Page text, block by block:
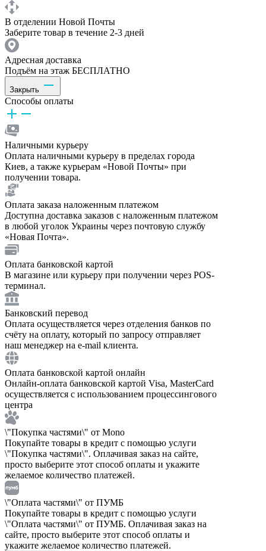
В отделении Новой Почты
Заберите товар в течение 2-3 дней
Адресная доставка
Подъём на этаж БЕСПЛАТНО
Закрыть
Способы оплаты
Наличными курьеру
Оплата наличными курьеру в пределах города
Киев, а также курьерам «Новой Почты» при
получении товара.
Оплата заказа наложенным платежом
Доступна доставка заказов с наложенным платежом
в любой уголок Украины через почтовую службу
«Новая Почта».
Оплата банковской картой
В магазине или курьеру при получении через POS-
терминал.
Банковский перевод
Оплата осуществляется через отделения банков по
счёту на оплату, который по запросу отправляет
наш менеджер на e-mail клиента.
Оплата банковской картой онлайн
Онлайн-оплата банковской картой Visa, MasterCard
осуществляется с использованием процессингового
центра
\"Покупка частями\" от Mono
Покупайте товары в кредит с помощью услуги
\"Покупка частями\". Оплачивая заказ на сайте,
просто выберите этот способ оплаты и укажите
желаемое количество платежей.
\"Оплата частями\" от ПУМБ
Покупайте товары в кредит с помощью услуги
\"Оплата частями\" от ПУМБ. Оплачивая заказ на
сайте, просто выберите этот способ оплаты и
укажите желаемое количество платежей.